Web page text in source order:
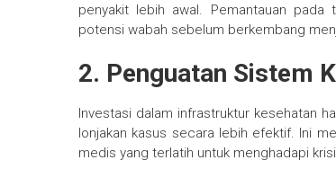
penyakit lebih awal. Pemantauan
potensi wabah sebelum berkembang
2. Penguatan Sistem
Investasi dalam infrastruktur kesehatan
lonjakan kasus secara lebih efektif. Ini
medis yang terlatih untuk menghadapi